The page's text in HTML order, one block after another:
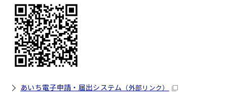
あいち電子申請・届出システム （外部リンク）